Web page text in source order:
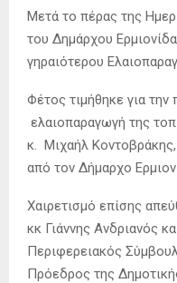
Μετά το πέρας της
του Δημάρχου
γηραιότερου
Φέτος τιμήθηκε για
ελαιοπαραγωγή της
κ. Μιχαήλ
από τον Δήμαρχο
Χαιρετισμό επίσης
κκ Γιάννης Ανδριανός
Περιφερειακός
Πρόεδρος της